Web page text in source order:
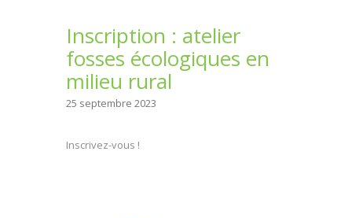
Inscription : atelier
fosses écologiques en
milieu rural
25 septembre 2023
Inscrivez-vous !